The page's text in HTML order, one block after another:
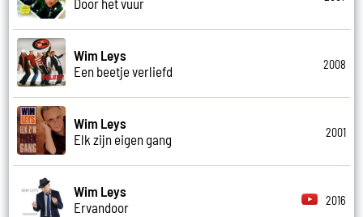
Door het vuur
Wim Leys
Een beetje verliefd
2008
Wim Leys
Elk zijn eigen gang
2001
Wim Leys
Ervandoor
2016